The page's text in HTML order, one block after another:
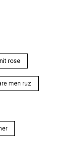
rose
men ruz